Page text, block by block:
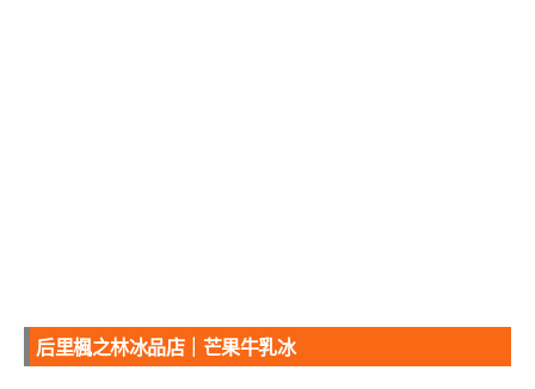
后里楓之林冰品店｜芒果牛乳冰